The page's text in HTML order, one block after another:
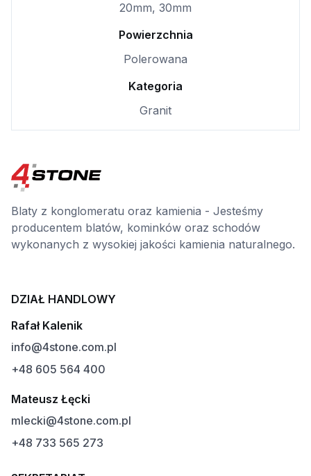
20mm, 30mm
Powierzchnia
Polerowana
Kategoria
Granit
Blaty z konglomeratu oraz kamienia - Jesteśmy
producentem blatów, kominków oraz schodów
wykonanych z wysokiej jakości kamienia naturalnego.
DZIAŁ HANDLOWY
Rafał Kalenik
info@4stone.com.pl
+48 605 564 400
Mateusz Łęcki
mlecki@4stone.com.pl
+48 733 565 273